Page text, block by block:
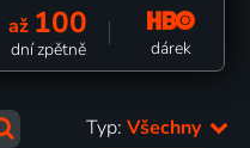
až 100
dní zpětně dárek
Typ: Všechny